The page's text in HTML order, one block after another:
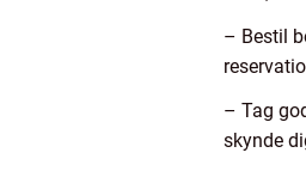
– Bestil
– Tag
skynde